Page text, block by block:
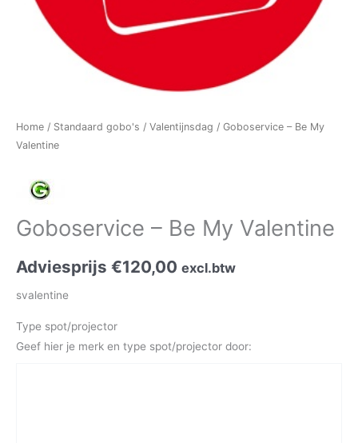
Home / Standaard gobo's / Valentijnsdag / Goboservice – Be My
Valentine
Goboservice – Be My Valentine
Adviesprijs €120,00 excl.btw
svalentine
Type spot/projector
Geef hier je merk en type spot/projector door: